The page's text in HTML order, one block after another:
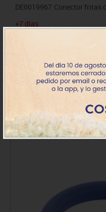
DE0019967 Conector fritas
+7 días
Productos de